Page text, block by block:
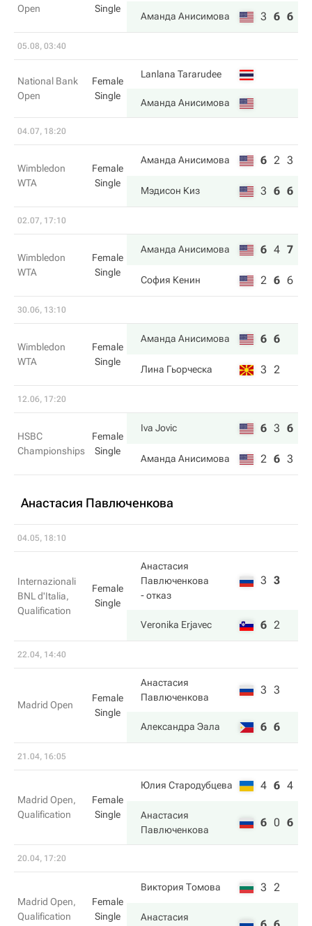
Open
Single
Аманда Анисимова 3 6 6
05.08, 03:40
National Bank
Open
Female
Single
Lanlana Tararudee
Аманда Анисимова
04.07, 18:20
Wimbledon
WTA
Female
Single
Аманда Анисимова 6 2 3
Мэдисон Киз 3 6 6
02.07, 17:10
Wimbledon
WTA
Female
Single
Аманда Анисимова 6 4 7
София Кенин 2 6 6
30.06, 13:10
Wimbledon
WTA
Female
Single
Аманда Анисимова 6 6
Лина Гьорческа 3 2
12.06, 17:20
HSBC
Championships
Female
Single
Iva Jovic 6 3 6
Аманда Анисимова 2 6 3
Анастасия Павлюченкова
04.05, 18:10
Internazionali
BNL d'Italia,
Qualification
Female
Single
Анастасия
Павлюченкова
- отказ
3 3
Veronika Erjavec 6 2
22.04, 14:40
Madrid Open
Female
Single
Анастасия
Павлюченкова
3 3
Александра Эала 6 6
21.04, 16:05
Madrid Open,
Qualification
Female
Single
Юлия Стародубцева 4 6 4
Анастасия
Павлюченкова
6 0 6
20.04, 17:20
Madrid Open,
Qualification
Female
Single
Виктория Томова 3 2
Анастасия